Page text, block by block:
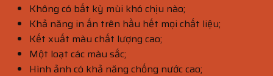
Không có bất kỳ mùi khó chịu nào;
Khả năng in ấn trên hầu hết mọi chất liệu;
Kết xuất màu chất lượng cao;
Một loạt các màu sắc;
Hình ảnh có khả năng chống nước cao;